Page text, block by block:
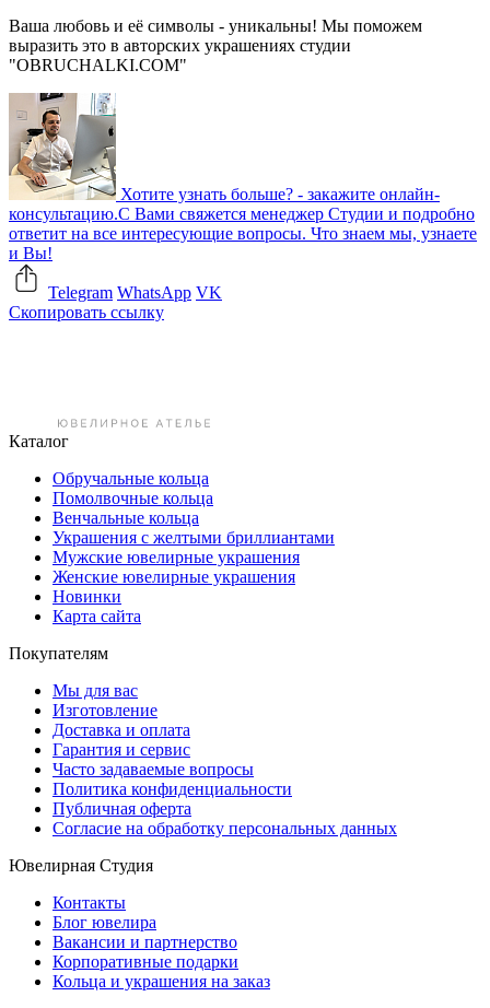
Ваша любовь и её символы - уникальны! Мы поможем
выразить это в авторских украшениях студии
"OBRUCHALKI.COM"
Хотите узнать больше? - закажите онлайн-
консультацию.С Вами свяжется менеджер Студии и подробно
ответит на все интересующие вопросы. Что знаем мы, узнаете
и Вы!
Telegram WhatsApp VK
Скопировать ссылку
Каталог
Обручальные кольца
Помолвочные кольца
Венчальные кольца
Украшения с желтыми бриллиантами
Мужские ювелирные украшения
Женские ювелирные украшения
Новинки
Карта сайта
Покупателям
Мы для вас
Изготовление
Доставка и оплата
Гарантия и сервис
Часто задаваемые вопросы
Политика конфиденциальности
Публичная оферта
Согласие на обработку персональных данных
Ювелирная Студия
Контакты
Блог ювелира
Вакансии и партнерство
Корпоративные подарки
Кольца и украшения на заказ